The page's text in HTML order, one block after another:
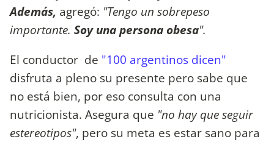
Además, agregó: "Tengo un sobrepeso
importante. Soy una persona obesa".
El conductor de "100 argentinos dicen"
disfruta a pleno su presente pero sabe que
no está bien, por eso consulta con una
nutricionista. Asegura que "no hay que seguir
estereotipos", pero su meta es estar sano para